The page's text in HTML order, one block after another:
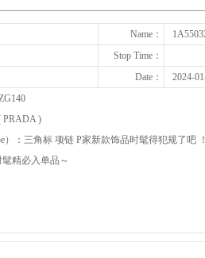
Name：
Stop Time：
Date： 2024-
PRADA )
）：三角标 项链 P家新款饰品时髦得犯规了
精必入单品～